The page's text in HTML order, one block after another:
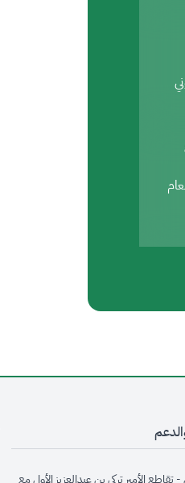
رقم (4582) لعام
الأمير تركي بن عبدالعزيز الأول مع